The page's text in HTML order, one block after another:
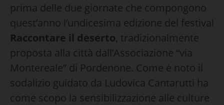
prima delle due giornate che compongono
quest’anno l’undicesima edizione del festival
Raccontare il deserto, tradizionalmente
proposta alla città dall’Associazione “via
Montereale” di Pordenone. Come è noto il
sodalizio guidato da Ludovica Cantarutti ha
come scopo la sensibilizzazione alle culture